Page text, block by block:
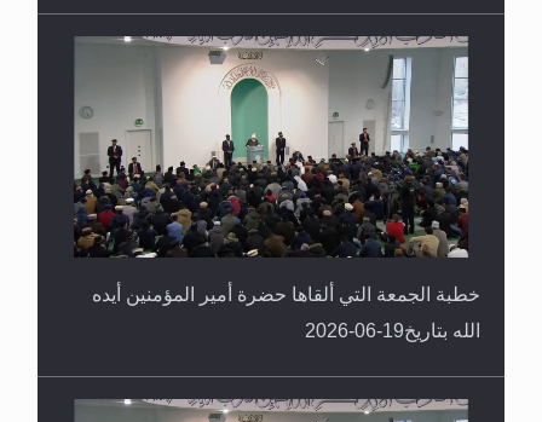
خطبة الجمعة التي ألقاها حضرة أمير المؤمنين أيده
الله بتاريخ19-06-2026